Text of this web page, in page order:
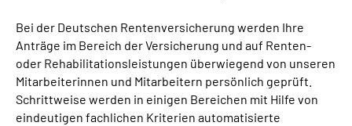
Bei der Deutschen Rentenversicherung werden Ihre
Anträge im Bereich der Versicherung und auf Renten-
oder Rehabilitationsleistungen überwiegend von unseren
Mitarbeiterinnen und Mitarbeitern persönlich geprüft.
Schrittweise werden in einigen Bereichen mit Hilfe von
eindeutigen fachlichen Kriterien automatisierte